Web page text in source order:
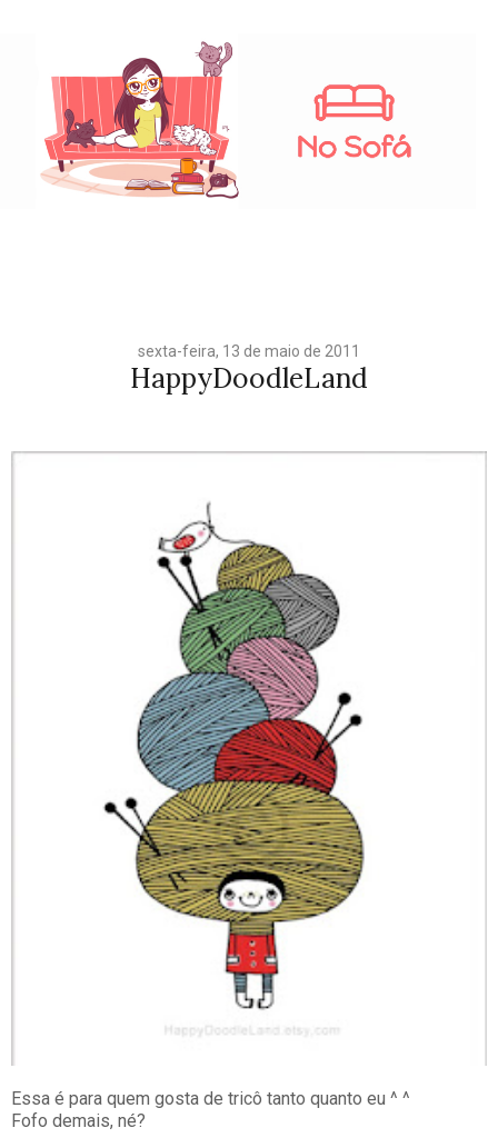
sexta-feira, 13 de maio de 2011
HappyDoodleLand
Essa é para quem gosta de tricô tanto quanto eu ^ ^
Fofo demais, né?